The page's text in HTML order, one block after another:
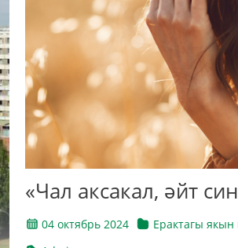
«Чал аксакал, әйт
04 октябрь 2024
Ерактагы